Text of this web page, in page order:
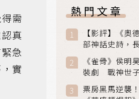
需
真
急
實
熱門文章
【影評】《奧
部神話史詩，
與贖罪之旅
《雀骨》侯明
裝劇 戰神世
聯手攻克身世
票房黑馬逆襲